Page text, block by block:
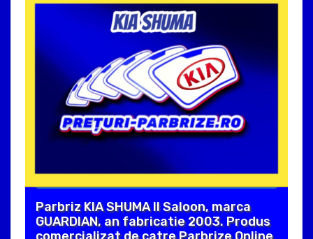
Parbriz KIA SHUMA II Saloon, marca
GUARDIAN, an fabricatie 2003. Produs